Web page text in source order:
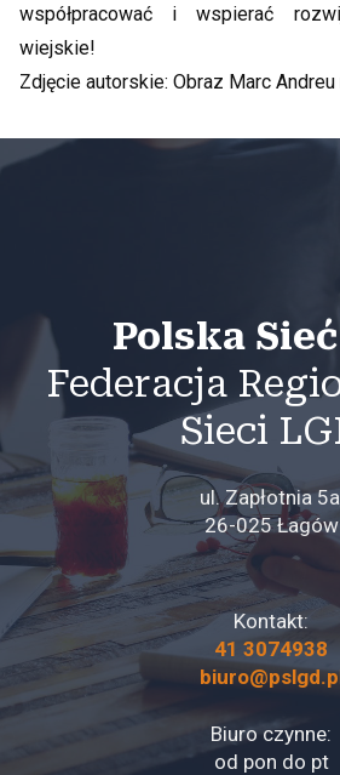
współpracować i wspierać
wiejskie!
Zdjęcie autorskie: Obraz Marc Andreu
Polska
Federacja
Sieci
ul. Zapłotnia
26-025 Łagów
Kontakt:
41 3074938
Biuro czynne:
od pon do pt